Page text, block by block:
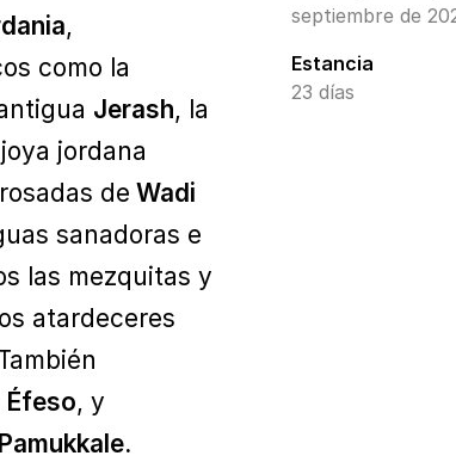
,
como la
Jerash, la
jordana
de Wadi
sanadoras e
las mezquitas y
atardeceres
Éfeso, y
Pamukkale.
septiembre de
Estancia
23 días